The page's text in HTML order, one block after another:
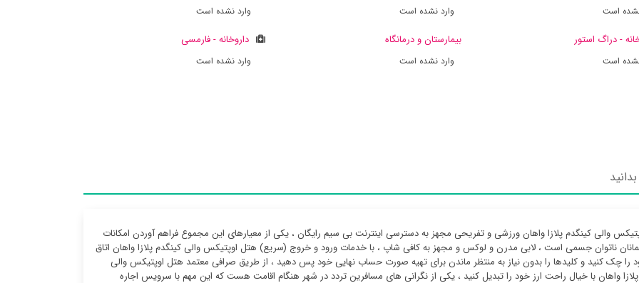
است وارد نشده است وارد نشده است
- دراگ استور
است
بیمارستان و درمانگاه
وارد نشده است
داروخانه - فارمسی
وارد نشده است
والی کینگدم پلازا واهان ورزشی و تفریحی مجهز به دسترسی اینترنت بی سیم رایگان ، یکی از معیارهای این مجموع فراهم آوردن امکانات
ناتوان جسمی است ، لابی مدرن و لوکس و مجهز به کافی شاپ ، با خدمات ورود و خروج (سریع) هتل اوپتیکس والی کینگدم پلازا واهان اتاق
را چک کنید و کلیدها را بدون نیاز به منتظر ماندن برای تهیه صورت حساب نهایی خود پس دهید ، از طریق صرافی معتمد هتل اوپتیکس والی
واهان با خیال راحت ارز خود را تبدیل کنید ، یکی از نگرانی های مسافرین تردد در شهر هنگام اقامت هست که این مهم با سرویس اجاره